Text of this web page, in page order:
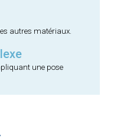
autres matériaux.
une pose